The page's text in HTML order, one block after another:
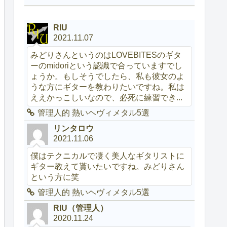
RIU
2021.11.07
みどりさんというのはLOVEBITESのギタ
ーのmidoriという認識で合っていますでし
ょうか。もしそうでしたら、私も彼女のよ
うな方にギターを教わりたいですね。私は
ええかっこしいなので、必死に練習でき...
管理人的 熱いヘヴィメタル5選
リンタロウ
2021.11.06
僕はテクニカルで凄く美人なギタリストに
ギター教えて貰いたいですね。みどりさん
という方に笑
管理人的 熱いヘヴィメタル5選
RIU（管理人）
2020.11.24